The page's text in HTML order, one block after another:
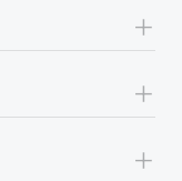
+
+
+